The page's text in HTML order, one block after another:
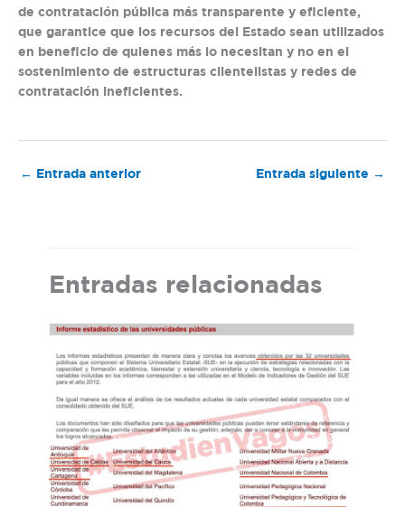
de contratación pública más transparente y eficiente,
que garantice que los recursos del Estado sean utilizados
en beneficio de quienes más lo necesitan y no en el
sostenimiento de estructuras clientelistas y redes de
contratación ineficientes.
← Entrada anterior Entrada siguiente →
Entradas relacionadas